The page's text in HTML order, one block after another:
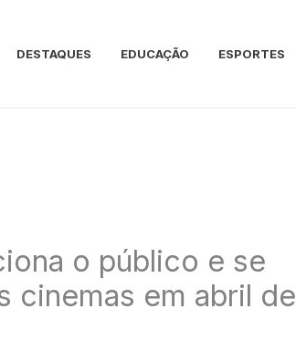
DESTAQUES EDUCAÇÃO ESPORTES
o público e se
cinemas em abril de